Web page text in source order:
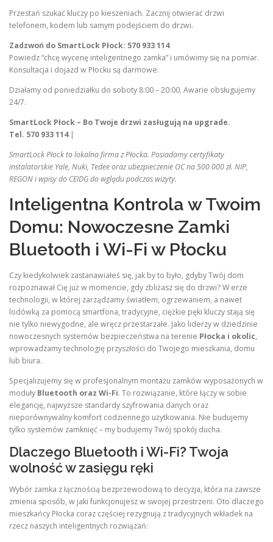
Przestań szukać kluczy po kieszeniach. Zacznij otwierać drzwi
telefonem, kodem lub samym podejściem do drzwi.
Zadzwoń do SmartLock Płock: 570 933 114
Powiedz “chcę wycenę inteligentnego zamka” i umówimy się na pomiar.
Konsultacja i dojazd w Płocku są darmowe.
Działamy od poniedziałku do soboty 8:00 – 20:00. Awarie obsługujemy
24/7.
SmartLock Płock – Bo Twoje drzwi zasługują na upgrade.
Tel. 570 933 114|
SmartLock Płock to lokalna firma z Płocka. Posiadamy certyfikaty
instalatorskie Yale, Nuki, Tedee oraz ubezpieczenie OC na 500 000 zł. NIP,
REGON i wpisy do CEIDG do wglądu podczas wizyty.
Inteligentna Kontrola w Twoim
Domu: Nowoczesne Zamki
Bluetooth i Wi-Fi w Płocku
Czy kiedykolwiek zastanawiałeś się, jak by to było, gdyby Twój dom
rozpoznawał Cię już w momencie, gdy zbliżasz się do drzwi? W erze
technologii, w której zarządzamy światłem, ogrzewaniem, a nawet
lodówką za pomocą smartfona, tradycyjne, ciężkie pęki kluczy stają się
nie tylko niewygodne, ale wręcz przestarzałe. Jako liderzy w dziedzinie
nowoczesnych systemów bezpieczeństwa na terenie Płocka i okolic,
wprowadzamy technologię przyszłości do Twojego mieszkania, domu
lub biura.
Specjalizujemy się w profesjonalnym montażu zamków wyposażonych w
moduły Bluetooth oraz Wi-Fi. To rozwiązanie, które łączy w sobie
elegancję, najwyższe standardy szyfrowania danych oraz
nieporównywalny komfort codziennego użytkowania. Nie budujemy
tylko systemów zamknięć – my budujemy Twój spokój ducha.
Dlaczego Bluetooth i Wi-Fi? Twoja
wolność w zasięgu ręki
Wybór zamka z łącznością bezprzewodową to decyzja, która na zawsze
zmienia sposób, w jaki funkcjonujesz w swojej przestrzeni. Oto dlaczego
mieszkańcy Płocka coraz częściej rezygnują z tradycyjnych wkładek na
rzecz naszych inteligentnych rozwiązań: